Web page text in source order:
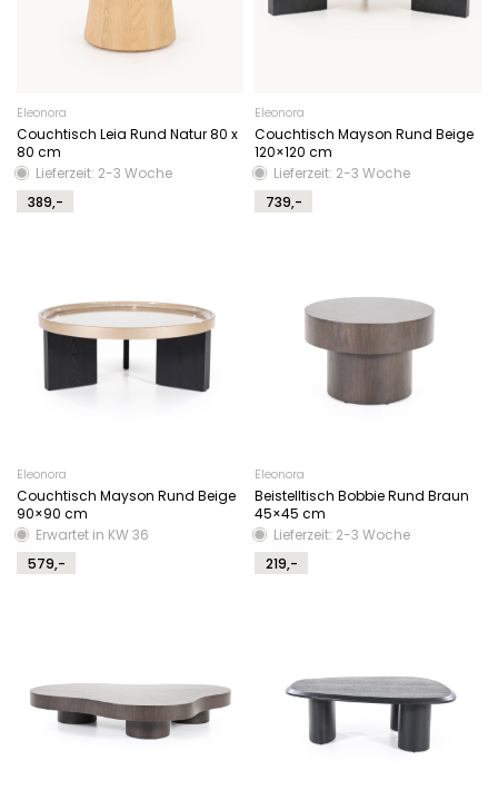
Eleonora
Couchtisch Leia Rund Natur 80 x
80 cm
Lieferzeit: 2-3 Woche
389,-
Eleonora
Couchtisch Mayson Rund Beige
120×120 cm
Lieferzeit: 2-3 Woche
739,-
Eleonora
Couchtisch Mayson Rund Beige
90×90 cm
Erwartet in KW 36
579,-
Eleonora
Beistelltisch Bobbie Rund Braun
45×45 cm
Lieferzeit: 2-3 Woche
219,-